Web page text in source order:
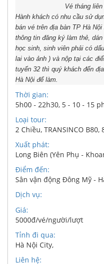
Vé tháng liên tuyến :
Hành khách có nhu cầu sử
bán vé trên địa bàn TP Hà
thông tin đăng ký làm thẻ,
học sinh, sinh viên phải có
lai vào ảnh ) và nộp tại các
tuyến 32 thì quý khách đến
Hà Nội để làm.
Thời gian:
5h00 - 22h30, 5 - 10 - 15
Loại tour:
2 Chiều, TRANSINCO B80,
Xuất phát:
Long Biên (Yên Phụ -
Điểm đến:
Sân vận động Đông Mỹ -
Dịch vụ:
Giá:
5000đ/vé/người/lượt
Tỉnh đi qua:
Hà Nội City,
Liên hệ: